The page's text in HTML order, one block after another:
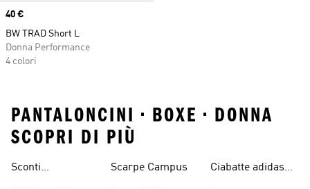
Price
40 €
BW TRAD Short L
Donna Performance
4 colori
PANTALONCINI • BOXE • DONNA
SCOPRI DI PIÙ
Sconti
Scarpe Campus
Ciabatte adidas